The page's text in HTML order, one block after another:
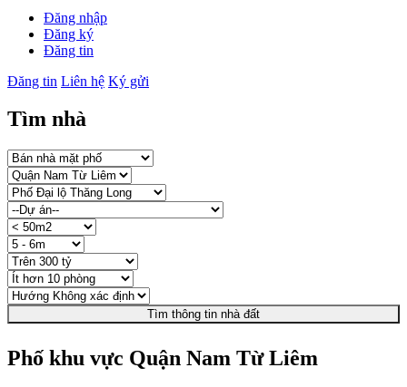
Đăng nhập
Đăng ký
Đăng tin
Đăng tin Liên hệ Ký gửi
Tìm nhà
Tìm thông tin nhà đất
Phố khu vực Quận Nam Từ Liêm